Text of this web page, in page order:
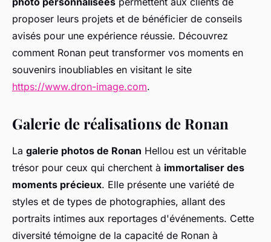
proposer leurs projets et de bénéficier de conseils
avisés pour une expérience réussie. Découvrez
comment Ronan peut transformer vos moments en
souvenirs inoubliables en visitant le site
https://www.dron-image.com.
Galerie de réalisations de Ronan
La galerie photos de Ronan Hellou est un véritable
trésor pour ceux qui cherchent à immortaliser des
moments précieux. Elle présente une variété de
styles et de types de photographies, allant des
portraits intimes aux reportages d'événements. Cette
diversité témoigne de la capacité de Ronan à